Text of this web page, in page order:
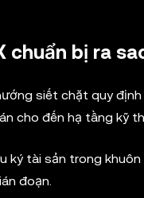
chuẩn bị ra
siết chặt quy
cho đến hạ tầng kỹ
ký tài sản trong
đoạn.